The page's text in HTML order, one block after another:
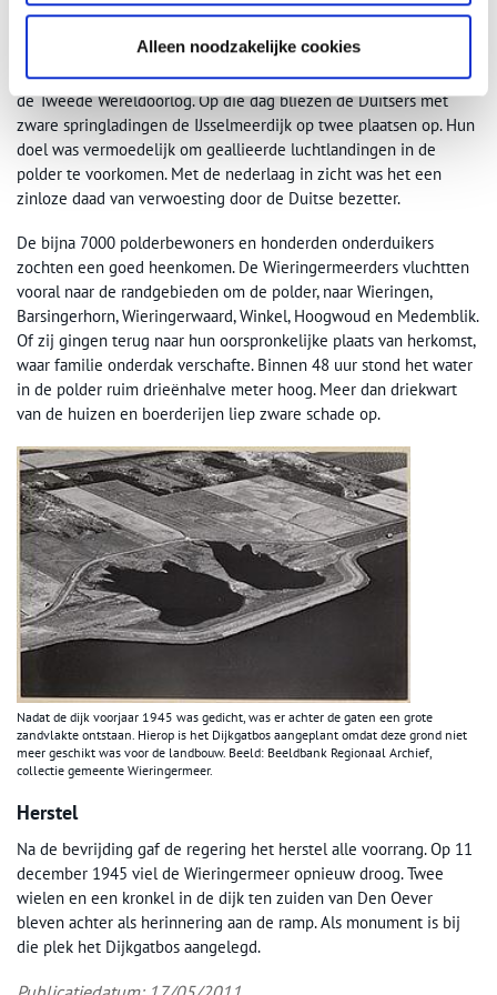
Alleen noodzakelijke cookies
De Wieringermeer onder water gezet
De onderwaterzetting van de Wieringermeer op 17 april 1945
was een dieptepunt in de geschiedenis van de Noordkop tijdens
de Tweede Wereldoorlog. Op die dag bliezen de Duitsers met
zware springladingen de IJsselmeerdijk op twee plaatsen op. Hun
doel was vermoedelijk om geallieerde luchtlandingen in de
polder te voorkomen. Met de nederlaag in zicht was het een
zinloze daad van verwoesting door de Duitse bezetter.
De bijna 7000 polderbewoners en honderden onderduikers
zochten een goed heenkomen. De Wieringermeerders vluchtten
vooral naar de randgebieden om de polder, naar Wieringen,
Barsingerhorn, Wieringerwaard, Winkel, Hoogwoud en Medemblik.
Of zij gingen terug naar hun oorspronkelijke plaats van herkomst,
waar familie onderdak verschafte. Binnen 48 uur stond het water
in de polder ruim drieënhalve meter hoog. Meer dan driekwart
van de huizen en boerderijen liep zware schade op.
Nadat de dijk voorjaar 1945 was gedicht, was er achter de gaten een grote
zandvlakte ontstaan. Hierop is het Dijkgatbos aangeplant omdat deze grond niet
meer geschikt was voor de landbouw. Beeld: Beeldbank Regionaal Archief,
collectie gemeente Wieringermeer.
Herstel
Na de bevrijding gaf de regering het herstel alle voorrang. Op 11
december 1945 viel de Wieringermeer opnieuw droog. Twee
wielen en een kronkel in de dijk ten zuiden van Den Oever
bleven achter als herinnering aan de ramp. Als monument is bij
die plek het Dijkgatbos aangelegd.